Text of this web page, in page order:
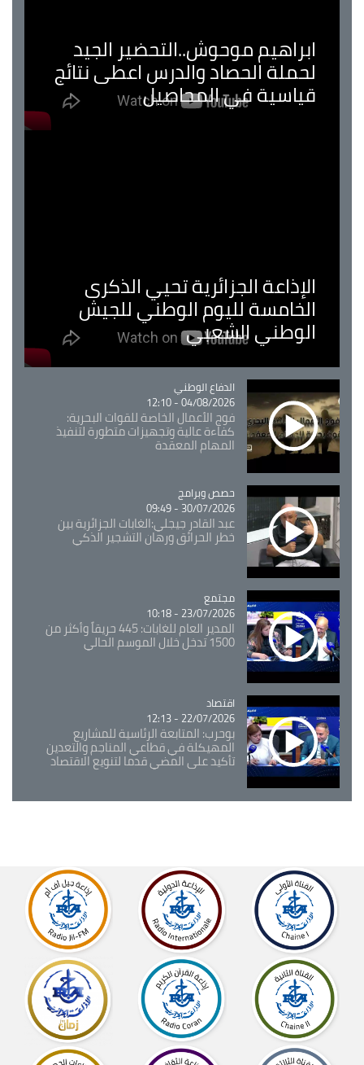
ابراهيم موحوش..التحضير الجيد
لحملة الحصاد والدرس اعطى نتائج
قياسية في المحاصيل
الإذاعة الجزائرية تحيي الذكرى
الخامسة لليوم الوطني للجيش
الوطني الشعبي
Catégorie
الدفاع الوطني
04/08/2026 - 12:10
فوج الأعمال الخاصة للقوات البحرية:
كفاءة عالية وتجهيزات متطورة لتنفيذ
المهام المعقدة
Catégorie
حصص وبرامج
30/07/2026 - 09:49
عبد القادر جيجلي:الغابات الجزائرية بين
خطر الحرائق ورهان التشجير الذكي
Catégorie
مجتمع
23/07/2026 - 10:18
المدير العام للغابات: 445 حريقاً وأكثر من
1500 تدخل خلال الموسم الحالي
Catégorie
اقتصاد
22/07/2026 - 12:13
بوحرب: المتابعة الرئاسية للمشاريع
المهيكلة في قطاعي المناجم والتعدين
تأكيد على المضي قدما لتنويع الاقتصاد